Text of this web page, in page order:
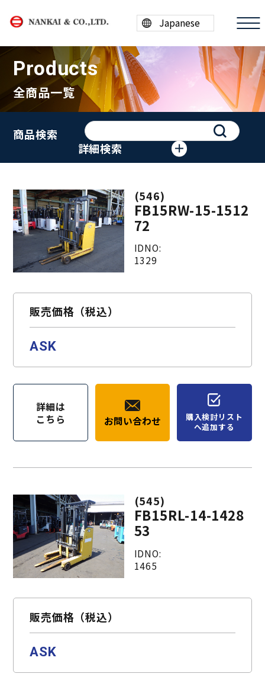
商品情報
買取案内
会社案内
採用情報
ESG/SDGs
Products
全商品一覧
詳細検索
商品検索
(546)
FB15RW-15-1512
72
IDNO:
1329
販売価格（税込）
ASK
詳細は
こちら
お問い合わせ
購入検討リスト
へ追加する
(545)
FB15RL-14-1428
53
IDNO:
1465
販売価格（税込）
ASK